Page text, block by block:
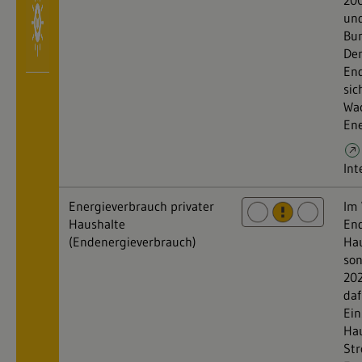
Energieverbrauch privater
Haushalte
(Endenergieverbrauch)
Im